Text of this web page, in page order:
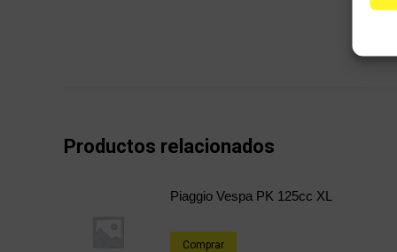
Productos relacionados
Piaggio Vespa PK 125cc XL
Comprar